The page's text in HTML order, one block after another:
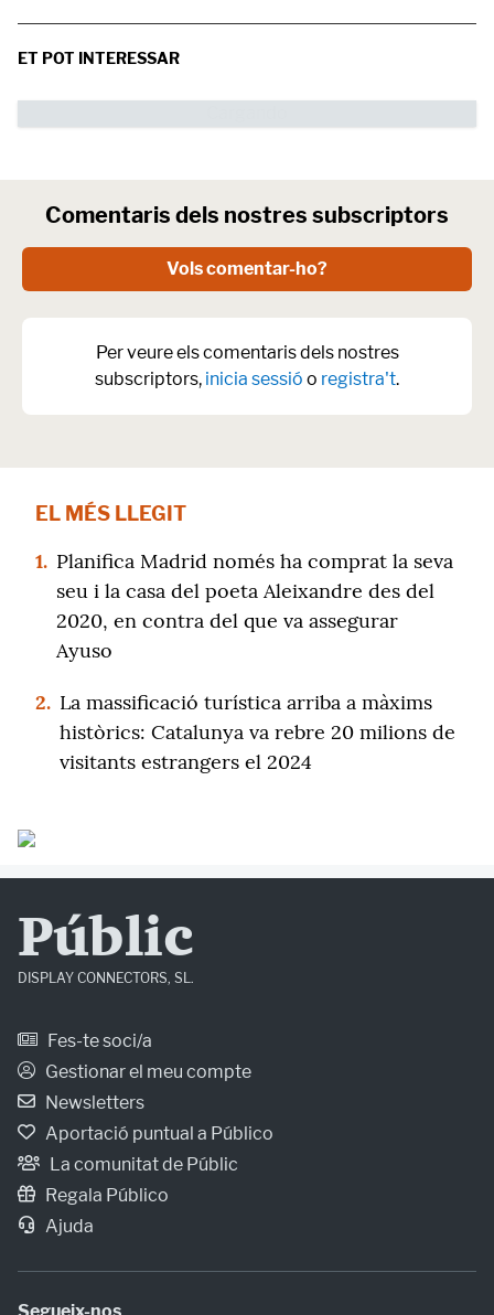
ET POT INTERESSAR
Comentaris dels nostres subscriptors
Vols comentar-ho?
Per veure els comentaris dels nostres
subscriptors, inicia sessió o registra't.
EL MÉS LLEGIT
1. Planifica Madrid només ha comprat la seva
seu i la casa del poeta Aleixandre des del
2020, en contra del que va assegurar
Ayuso
2. La massificació turística arriba a màxims
històrics: Catalunya va rebre 20 milions de
visitants estrangers el 2024
Públic
DISPLAY CONNECTORS, SL.
Fes-te soci/a
Gestionar el meu compte
Newsletters
Aportació puntual a Público
La comunitat de Públic
Regala Público
Ajuda